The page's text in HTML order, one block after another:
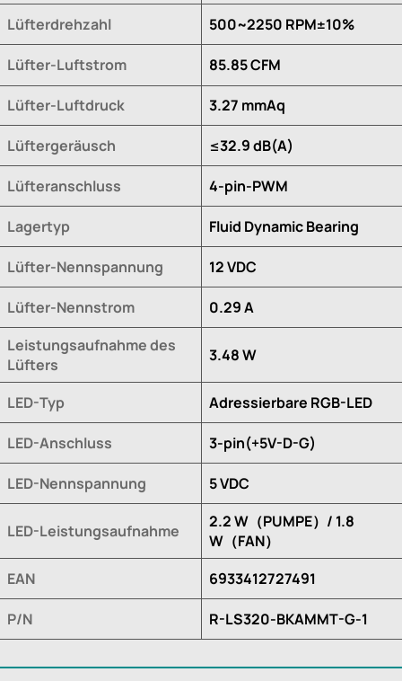
Lüfterdrehzahl 500~2250 RPM±10%
Lüfter-Luftstrom 85.85 CFM
Lüfter-Luftdruck 3.27 mmAq
Lüftergeräusch ≤32.9 dB(A)
Lüfteranschluss 4-pin-PWM
Lagertyp Fluid Dynamic Bearing
Lüfter-Nennspannung 12 VDC
Lüfter-Nennstrom
0.29 A
Leistungsaufnahme des
Lüfters
3.48 W
LED-Typ Adressierbare RGB-LED
LED-Anschluss 3-pin(+5V-D-G)
LED-Nennspannung 5 VDC
LED-Leistungsaufnahme
2.2 W（PUMPE）/ 1.8
W（FAN）
EAN
6933412727491
P/N R-LS320-BKAMMT-G-1